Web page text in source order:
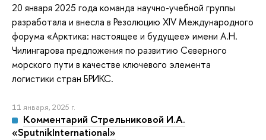
20 января 2025 года команда научно-учебной группы
разработала и внесла в Резолюцию XIV Международного
форума «Арктика: настоящее и будущее» имени А.Н.
Чилингарова предложения по развитию Северного
морского пути в качестве ключевого элемента
логистики стран БРИКС.
11 января, 2025 г.
Комментарий Стрельниковой И.А.
«SputnikInternational»